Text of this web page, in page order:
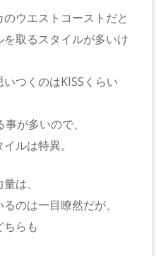
ウエストコーストだと
取るスタイルが多いけ
つくのはKISSくらい
が多いので、
ルは特異。
は、
のは一目瞭然だが、
らも